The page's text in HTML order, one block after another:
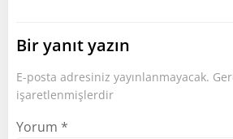
Bir yanıt yazın
E-posta adresiniz yayınlanmayacak.
işaretlenmişlerdir
Yorum *